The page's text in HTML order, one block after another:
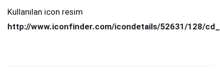
Kullanılan icon resim
http://www.iconfinder.com/icondetails/52631/128/